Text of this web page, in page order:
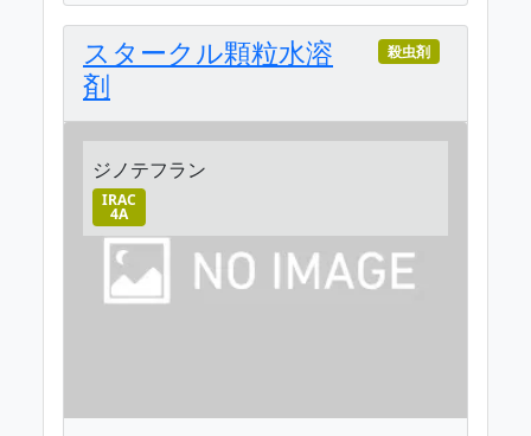
スタークル顆粒水溶
剤
殺虫剤
ジノテフラン
IRAC
4A